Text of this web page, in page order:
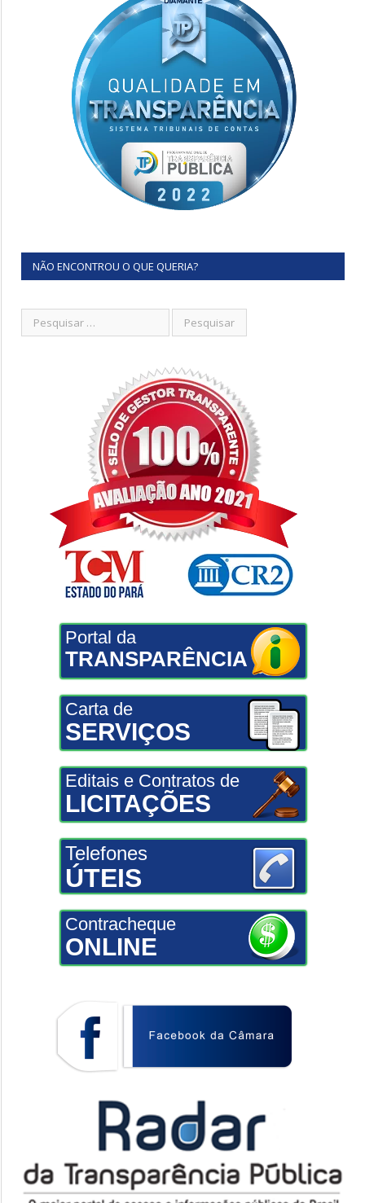
NÃO ENCONTROU O QUE QUERIA?
Portal da
TRANSPARÊNCIA
Carta de
SERVIÇOS
Editais e Contratos de
LICITAÇÕES
Telefones
ÚTEIS
Contracheque
ONLINE